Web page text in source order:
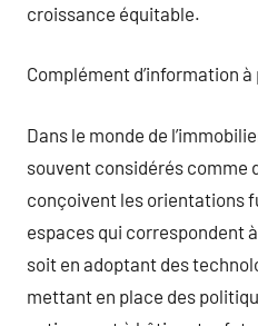
croissance équitable.
Complément d’information à
Dans le monde de
souvent considérés comme
conçoivent les orientations
espaces qui correspondent
soit en adoptant des
mettant en place des